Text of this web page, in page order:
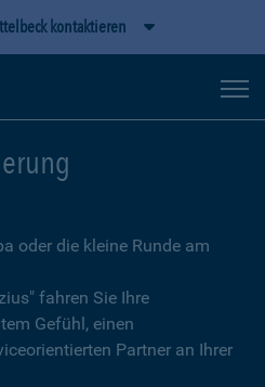
kontaktieren
oder die kleine Runde am
fahren Sie Ihre
Gefühl, einen
Partner an Ihrer